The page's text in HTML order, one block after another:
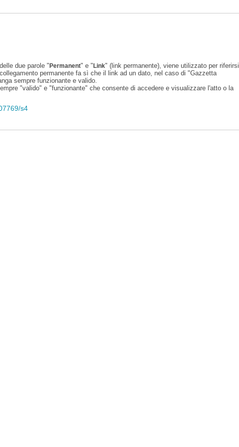
due parole "Permanent" e "Link" (link permanente), viene utilizzato per riferirsi
permanente fa sì che il link ad un dato, nel caso di "Gazzetta
sempre funzionante e valido.
"valido" e "funzionante" che consente di accedere e visualizzare l'atto o la
s4